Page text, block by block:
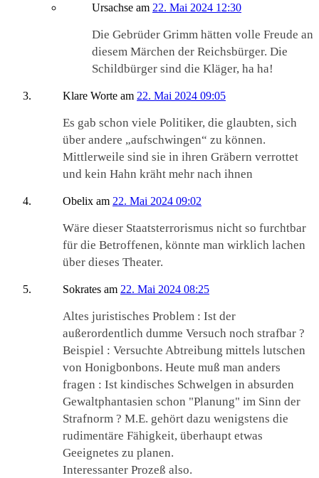
Ursachse am 22. Mai 2024 12:30
Die Gebrüder Grimm hätten volle Freude an
diesem Märchen der Reichsbürger. Die
Schildbürger sind die Kläger, ha ha!
Klare Worte am 22. Mai 2024 09:05
Es gab schon viele Politiker, die glaubten, sich
über andere „aufschwingen“ zu können.
Mittlerweile sind sie in ihren Gräbern verrottet
und kein Hahn kräht mehr nach ihnen
Obelix am 22. Mai 2024 09:02
Wäre dieser Staatsterrorismus nicht so furchtbar
für die Betroffenen, könnte man wirklich lachen
über dieses Theater.
Sokrates am 22. Mai 2024 08:25
Altes juristisches Problem : Ist der
außerordentlich dumme Versuch noch strafbar ?
Beispiel : Versuchte Abtreibung mittels lutschen
von Honigbonbons. Heute muß man anders
fragen : Ist kindisches Schwelgen in absurden
Gewaltphantasien schon "Planung" im Sinn der
Strafnorm ? M.E. gehört dazu wenigstens die
rudimentäre Fähigkeit, überhaupt etwas
Geeignetes zu planen.
Interessanter Prozeß also.